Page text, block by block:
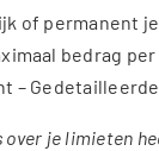
of permanent
bedrag per
–
je limieten